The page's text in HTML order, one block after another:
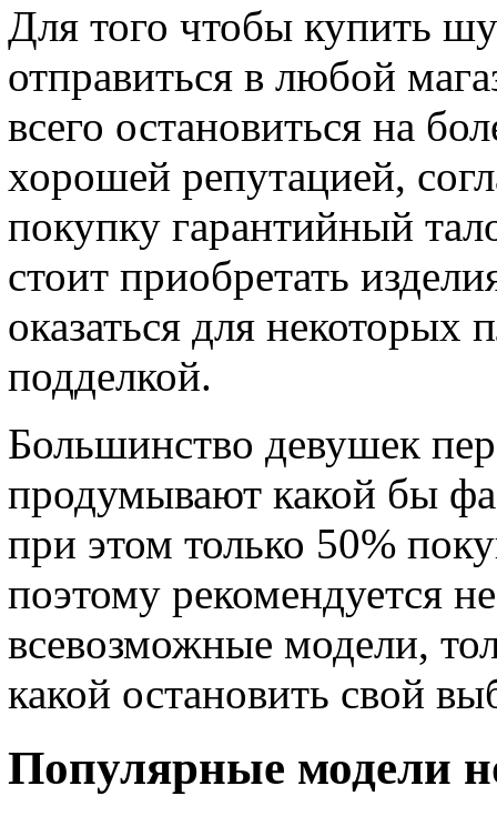
Для того чтобы купить
отправиться в любой
всего остановиться на
хорошей репутацией,
покупку гарантийный
стоит приобретать
оказаться для
подделкой.
Большинство девушек
продумывают какой бы
при этом только 50%
поэтому рекомендуется
всевозможные модели,
какой остановить свой
Популярные модели